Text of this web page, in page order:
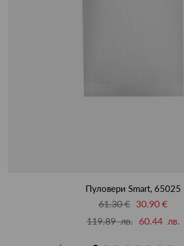
Пуловери Smart, 65025
61.30 € 30.90 €
119.89 лв.
60.44 лв.